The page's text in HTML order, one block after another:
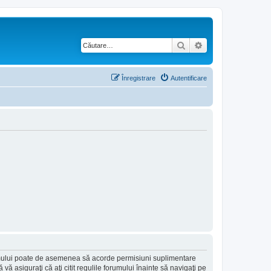
Căutare
Autentificare
Înregistrare
poate de asemenea să acorde permisiuni suplimentare
asiguraţi că aţi citit regulile forumului înainte să navigaţi pe